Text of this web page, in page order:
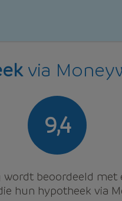
via
9,4
wordt beoordeeld met
hun hypotheek via